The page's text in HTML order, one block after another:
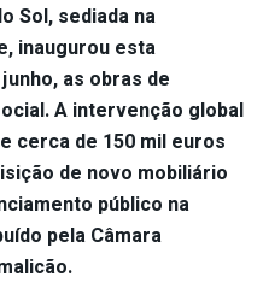
Sol, sediada na
inaugurou esta
as obras de
A intervenção global
cerca de 150 mil euros
de novo mobiliário
público na
pela Câmara